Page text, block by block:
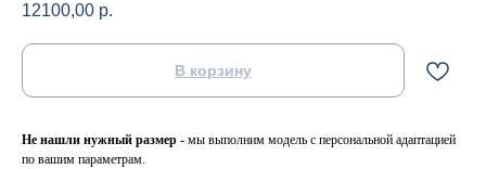
12100,00 р.
В корзину
Не нашли нужный размер - мы выполним модель с персональной адаптацией
по вашим параметрам.